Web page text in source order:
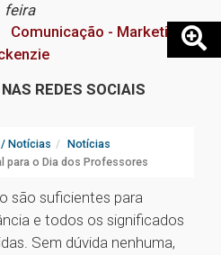
feira
Comunicação - Marketing
REDES SOCIAIS
Notícias
Notícias
para o Dia dos Professores
são suficientes para
e todos os significados
Sem dúvida nenhuma,